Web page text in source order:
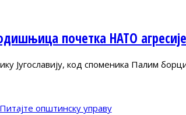
почетка НАТО агресије
Југославију, код споменика Палим
Питајте општинску управу